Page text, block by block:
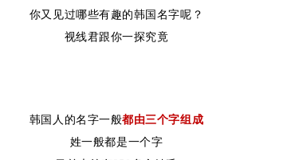
你又见过哪些有趣的韩国名字呢？
视线君跟你一探究竟
韩国人的名字一般都由三个字组成
姓一般都是一个字